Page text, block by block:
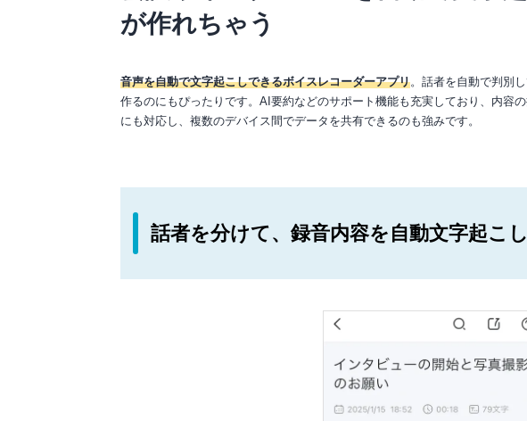
が作れちゃう
音声を自動で文字起こしできるボイスレコーダーアプリ。話者を自動で判別
作るのにもぴったりです。AI要約などのサポート機能も充実しており、内容
にも対応し、複数のデバイス間でデータを共有できるのも強みです。
話者を分けて、録音内容を自動文字起こし